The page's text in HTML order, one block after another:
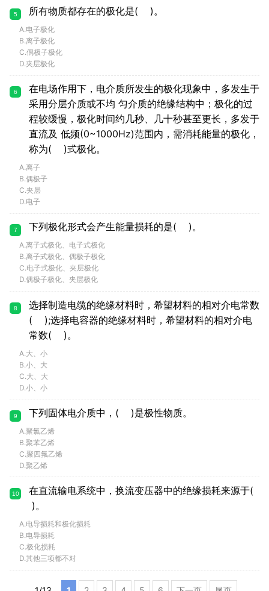
5 所有物质都存在的极化是( )。
A.电子极化
B.离子极化
C.偶极子极化
D.夹层极化
6
在电场作用下，电介质所发生的极化现象中，多发生于
采用分层介质或不均 匀介质的绝缘结构中；极化的过
程较缓慢，极化时间约几秒、几十秒甚至更长，多发于
直流及 低频(0~1000Hz)范围内，需消耗能量的极化，
称为( )式极化。
A.离子
B.偶极子
C.夹层
D.电子
7 下列极化形式会产生能量损耗的是( )。
A.离子式极化、电子式极化
B.离子式极化、偶极子极化
C.电子式极化、夹层极化
D.偶极子极化、夹层极化
8
选择制造电缆的绝缘材料时，希望材料的相对介电常数
( );选择电容器的绝缘材料时，希望材料的相对介电
常数( )。
A.大、小
B.小、大
C.大、大
D.小、小
9 下列固体电介质中，( )是极性物质。
A.聚氯乙烯
B.聚苯乙烯
C.聚四氟乙烯
D.聚乙烯
10
在直流输电系统中，换流变压器中的绝缘损耗来源于(
)。
A.电导损耗和极化损耗
B.电导损耗
C.极化损耗
D.其他三项都不对